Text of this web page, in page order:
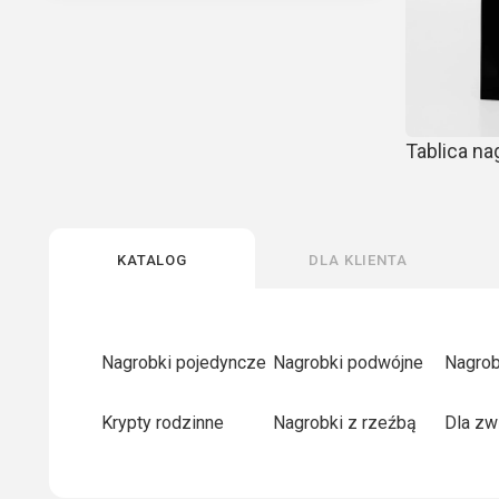
Tablica
Katalog Dla klienta
Nagrobki pojedyncze Nagrobki podwójne
Krypty rodzinne Nagrobki z rzeźbą Dla